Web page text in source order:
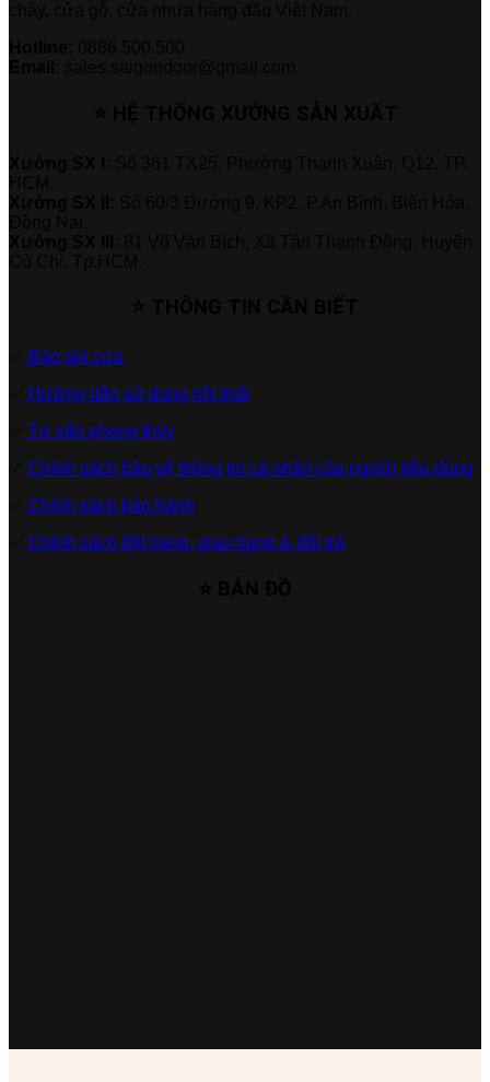
Báo giá cửa
Hướng dẫn sử dụng nội thất
Tư vấn phong thủy
Chính sách bảo vệ thông tin cá nhân của người tiêu dùng
Chính sách bảo hành
Chính sách đặt hàng, giao hàng & đổi trả